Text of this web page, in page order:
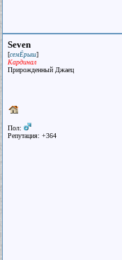
Seven
[семЁрыш]
Кардинал
Прирожденный Джаец
Пол:
Репутация: +364